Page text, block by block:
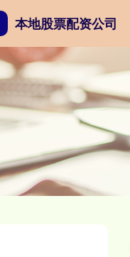
本地股票配资公司